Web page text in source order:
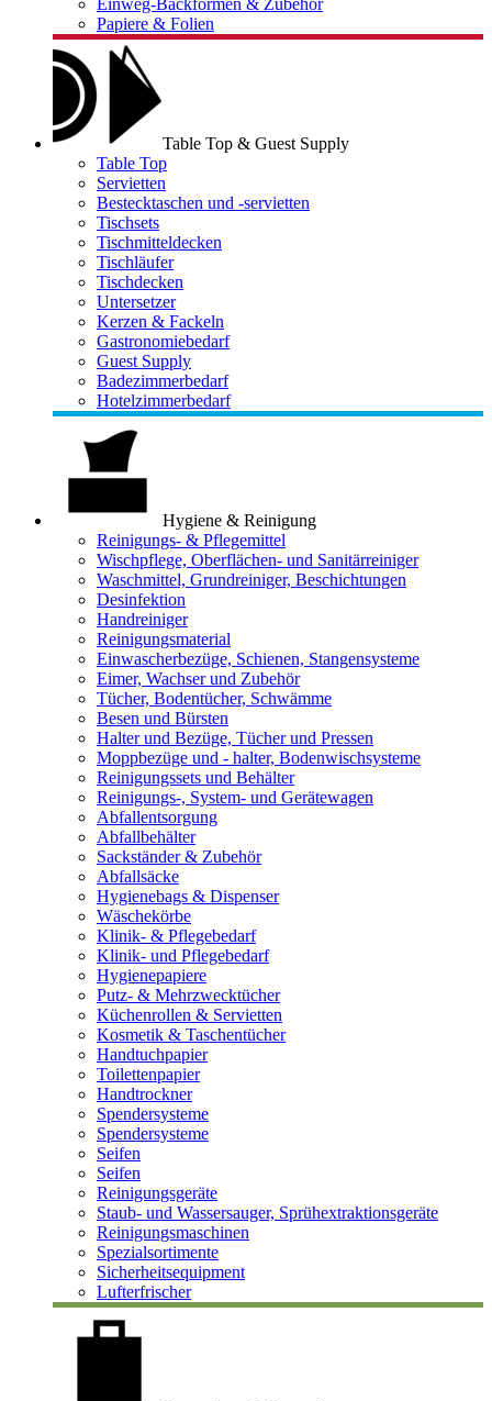
Einweg-Backformen & Zubehör
Papiere & Folien
Table Top & Guest Supply
Table Top
Servietten
Bestecktaschen und -servietten
Tischsets
Tischmitteldecken
Tischläufer
Tischdecken
Untersetzer
Kerzen & Fackeln
Gastronomiebedarf
Guest Supply
Badezimmerbedarf
Hotelzimmerbedarf
Hygiene & Reinigung
Reinigungs- & Pflegemittel
Wischpflege, Oberflächen- und Sanitärreiniger
Waschmittel, Grundreiniger, Beschichtungen
Desinfektion
Handreiniger
Reinigungsmaterial
Einwascherbezüge, Schienen, Stangensysteme
Eimer, Wachser und Zubehör
Tücher, Bodentücher, Schwämme
Besen und Bürsten
Halter und Bezüge, Tücher und Pressen
Moppbezüge und - halter, Bodenwischsysteme
Reinigungssets und Behälter
Reinigungs-, System- und Gerätewagen
Abfallentsorgung
Abfallbehälter
Sackständer & Zubehör
Abfallsäcke
Hygienebags & Dispenser
Wäschekörbe
Klinik- & Pflegebedarf
Klinik- und Pflegebedarf
Hygienepapiere
Putz- & Mehrzwecktücher
Küchenrollen & Servietten
Kosmetik & Taschentücher
Handtuchpapier
Toilettenpapier
Handtrockner
Spendersysteme
Spendersysteme
Seifen
Seifen
Reinigungsgeräte
Staub- und Wassersauger, Sprühextraktionsgeräte
Reinigungsmaschinen
Spezialsortimente
Sicherheitsequipment
Lufterfrischer